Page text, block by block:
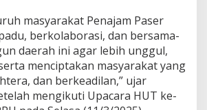
masyarakat Penajam Paser
berkolaborasi, dan bersama-
daerah ini agar lebih unggul,
menciptakan masyarakat yang
dan berkeadilan,” ujar
mengikuti Upacara HUT ke-